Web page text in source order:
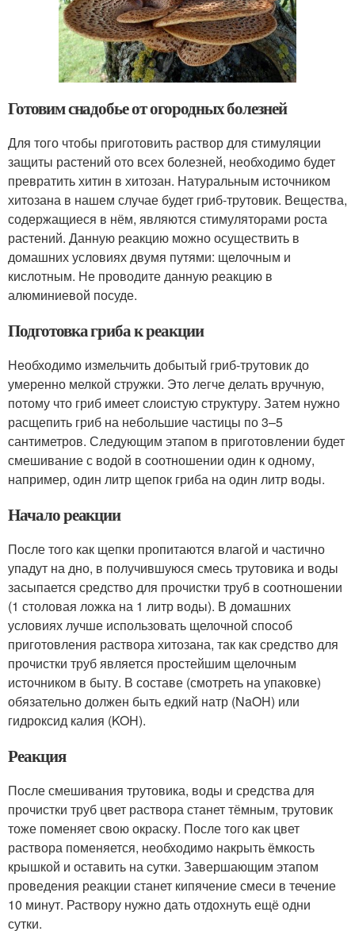
Готовим снадобье от огородных болезней
Для того чтобы приготовить раствор для стимуляции
защиты растений ото всех болезней, необходимо будет
превратить хитин в хитозан. Натуральным источником
хитозана в нашем случае будет гриб-трутовик. Вещества,
содержащиеся в нём, являются стимуляторами роста
растений. Данную реакцию можно осуществить в
домашних условиях двумя путями: щелочным и
кислотным. Не проводите данную реакцию в
алюминиевой посуде.
Подготовка гриба к реакции
Необходимо измельчить добытый гриб-трутовик до
умеренно мелкой стружки. Это легче делать вручную,
потому что гриб имеет слоистую структуру. Затем нужно
расщепить гриб на небольшие частицы по 3–5
сантиметров. Следующим этапом в приготовлении будет
смешивание с водой в соотношении один к одному,
например, один литр щепок гриба на один литр воды.
Начало реакции
После того как щепки пропитаются влагой и частично
упадут на дно, в получившуюся смесь трутовика и воды
засыпается средство для прочистки труб в соотношении
(1 столовая ложка на 1 литр воды). В домашних
условиях лучше использовать щелочной способ
приготовления раствора хитозана, так как средство для
прочистки труб является простейшим щелочным
источником в быту. В составе (смотреть на упаковке)
обязательно должен быть едкий натр (NaOH) или
гидроксид калия (KOH).
Реакция
После смешивания трутовика, воды и средства для
прочистки труб цвет раствора станет тёмным, трутовик
тоже поменяет свою окраску. После того как цвет
раствора поменяется, необходимо накрыть ёмкость
крышкой и оставить на сутки. Завершающим этапом
проведения реакции станет кипячение смеси в течение
10 минут. Раствору нужно дать отдохнуть ещё одни
сутки.